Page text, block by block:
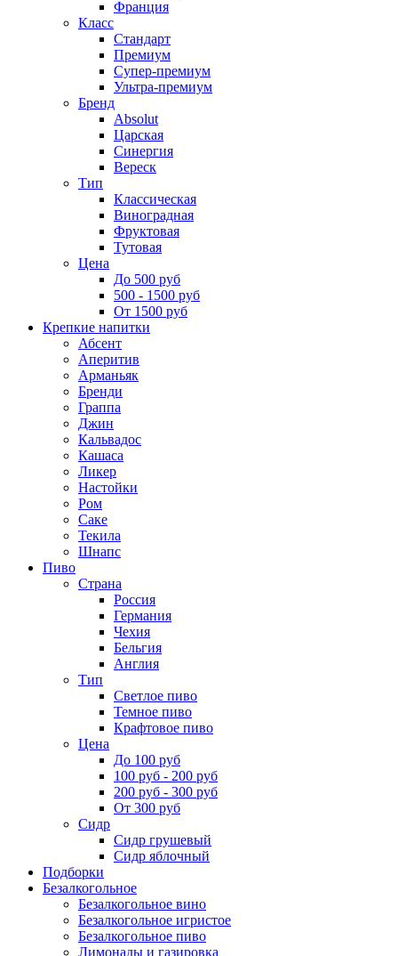
Франция
Класс
Стандарт
Премиум
Супер-премиум
Ультра-премиум
Бренд
Absolut
Царская
Синергия
Вереск
Тип
Классическая
Виноградная
Фруктовая
Тутовая
Цена
До 500 руб
500 - 1500 руб
От 1500 руб
Крепкие напитки
Абсент
Аперитив
Арманьяк
Бренди
Граппа
Джин
Кальвадос
Кашаса
Ликер
Настойки
Ром
Саке
Текила
Шнапс
Пиво
Страна
Россия
Германия
Чехия
Бельгия
Англия
Тип
Светлое пиво
Темное пиво
Крафтовое пиво
Цена
До 100 руб
100 руб - 200 руб
200 руб - 300 руб
От 300 руб
Сидр
Сидр грушевый
Сидр яблочный
Подборки
Безалкогольное
Безалкогольное вино
Безалкогольное игристое
Безалкогольное пиво
Лимонады и газировка